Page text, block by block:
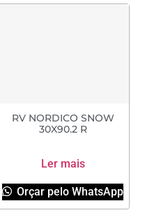
RV NORDICO SNOW
30X90.2 R
Ler mais
Orçar pelo WhatsApp